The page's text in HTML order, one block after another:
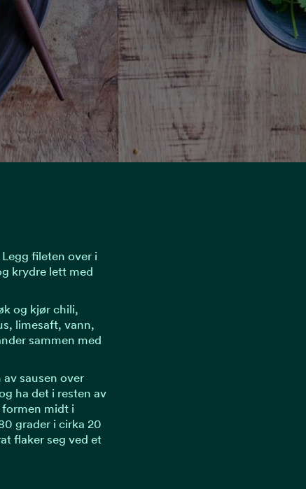
fileten over i
krydre lett med
og kjør chili,
limesaft, vann,
sammen med
sausen over
ha det i resten av
formen midt i
grader i cirka 20
flaker seg ved et